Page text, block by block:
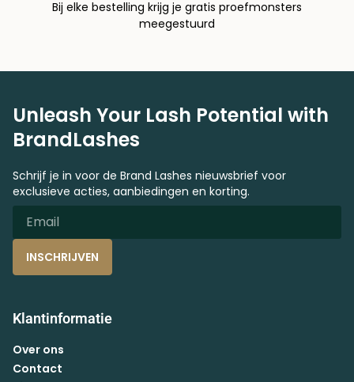
Bij elke bestelling krijg je gratis proefmonsters
meegestuurd
Unleash Your Lash Potential with
BrandLashes
Schrijf je in voor de Brand Lashes nieuwsbrief voor
exclusieve acties, aanbiedingen en korting.
INSCHRIJVEN
Klantinformatie
Over ons
Contact